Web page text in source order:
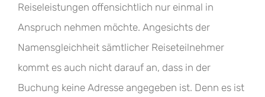
Reiseleistungen offensichtlich nur einmal in
Anspruch nehmen möchte. Angesichts der
Namensgleichheit sämtlicher Reiseteilnehmer
kommt es auch nicht darauf an, dass in der
Buchung keine Adresse angegeben ist. Denn es ist